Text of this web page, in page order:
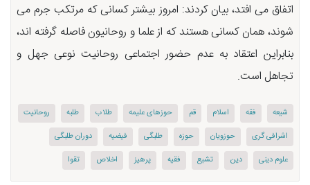
اتفاق می افتد، بیان کردند: امروز بیشتر کسانی که مرتکب جرم می
شوند، همان کسانی هستند که از علما و روحانیون فاصله گرفته اند،
بنابراین اعتقاد به عدم حضور اجتماعی روحانیت نوعی جهل و
تجاهل است.
شیعه اسلام حوزهای علیمه طلاب طلبه
روحانیت
اشرافی گری
حوزویان حوزه طلبگی فیضیه
دوران طلبگی
علوم دینی
دین تشیع فقیه پرهیز اخلاص تقوا